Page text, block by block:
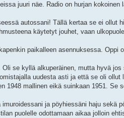
juuri näe. Radio on hurjan
autossani! Tällä kertaa se ei ollut
käytetyt jouhet, vaan
paikalleen asennuksessa.
se kyllä alkuperäinen, mutta hyvä
uudesta asti ja että se oli
1948 mallinen eikä suinkaan 1951. Se
ja pöyhiessäni haju sekä
puolelle odottamaan aikaa jolloin